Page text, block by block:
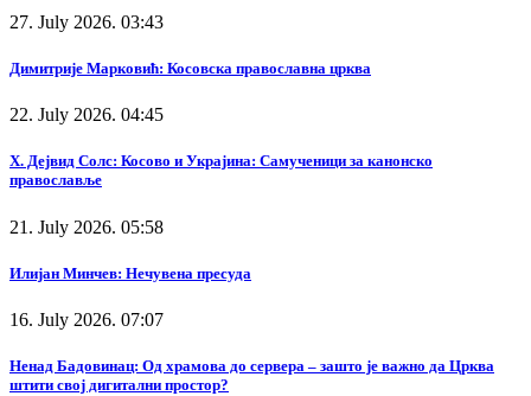
27. July 2026. 03:43
Димитрије Марковић: Косовска православна црква
22. July 2026. 04:45
Х. Дејвид Солс: Косово и Украјина: Самученици за канонско
православље
21. July 2026. 05:58
Илијан Минчев: Нечувена пресуда
16. July 2026. 07:07
Ненад Бадовинац: Од храмова до сервера – зашто је важно да Црква
штити свој дигитални простор?